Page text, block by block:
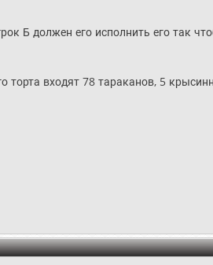
Б должен его исполнить его так
торта входят 78 тараканов, 5